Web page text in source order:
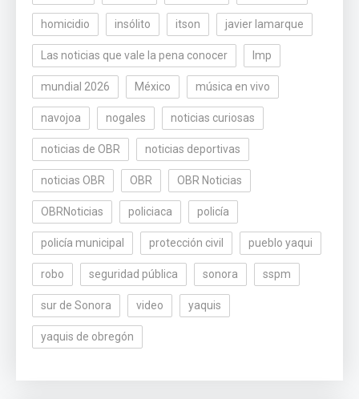
homicidio insólito itson javier lamarque
Las noticias que vale la pena conocer lmp
mundial 2026 México música en vivo
navojoa nogales noticias curiosas
noticias de OBR noticias deportivas
noticias OBR OBR OBR Noticias
OBRNoticias policiaca policía
policía municipal protección civil pueblo yaqui
robo seguridad pública sonora sspm
sur de Sonora video yaquis
yaquis de obregón